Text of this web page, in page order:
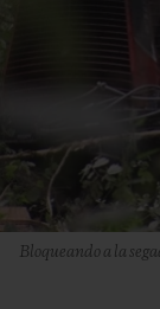
Bloqueando a la